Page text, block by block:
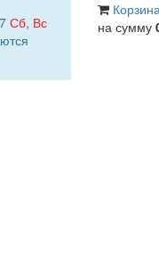
Сб, Вс
на сумму